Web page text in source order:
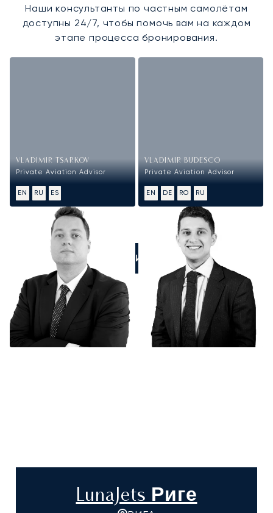
Наши консультанты по частным самолётам
доступны 24/7, чтобы помочь вам на каждом
этапе процесса бронирования.
VLADIMIR TSARKOV
Private Aviation Advisor
EN RU ES
VLADIMIR BUDESCO
Private Aviation Advisor
EN DE RO RU
ПОЗВОНИТЕ НАМ
LunaJets Риге